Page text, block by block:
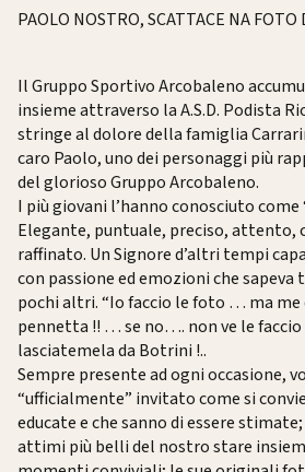
PAOLO NOSTRO, SCATTACE NA FOTO
Il Gruppo Sportivo Arcobaleno
insieme attraverso la A.S.D. Podista
stringe al dolore della famiglia
caro Paolo, uno dei personaggi più
del glorioso Gruppo Arcobaleno.
I più giovani l’hanno conosciuto come
Elegante, puntuale, preciso, attento,
raffinato. Un Signore d’altri tempi
con passione ed emozioni che
pochi altri. “Io faccio le foto … ma me
pennetta !! … se no…. non ve le faccio
lasciatemela da Botrini !..
Sempre presente ad ogni occasione,
“ufficialmente” invitato come si
educate e che sanno di essere
attimi più belli del nostro stare